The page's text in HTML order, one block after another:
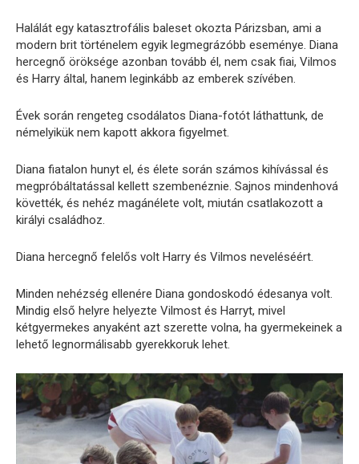
Halálát egy katasztrofális baleset okozta Párizsban, ami a
modern brit történelem egyik legmegrázóbb eseménye. Diana
hercegnő öröksége azonban tovább él, nem csak fiai, Vilmos
és Harry által, hanem leginkább az emberek szívében.
Évek során rengeteg csodálatos Diana-fotót láthattunk, de
némelyikük nem kapott akkora figyelmet.
Diana fiatalon hunyt el, és élete során számos kihívással és
megpróbáltatással kellett szembenéznie. Sajnos mindenhová
követték, és nehéz magánélete volt, miután csatlakozott a
királyi családhoz.
Diana hercegnő felelős volt Harry és Vilmos neveléséért.
Minden nehézség ellenére Diana gondoskodó édesanya volt.
Mindig első helyre helyezte Vilmost és Harryt, mivel
kétgyermekes anyaként azt szerette volna, ha gyermekeinek a
lehető legnormálisabb gyerekkoruk lehet.